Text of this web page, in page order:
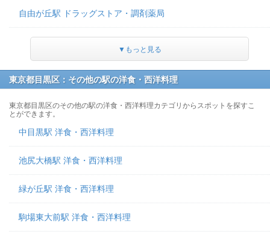
自由が丘駅 ドラッグストア・調剤薬局
▼もっと見る
東京都目黒区：その他の駅の洋食・西洋料理
東京都目黒区のその他の駅の洋食・西洋料理カテゴリからスポットを探すこ
とができます。
中目黒駅 洋食・西洋料理
池尻大橋駅 洋食・西洋料理
緑が丘駅 洋食・西洋料理
駒場東大前駅 洋食・西洋料理